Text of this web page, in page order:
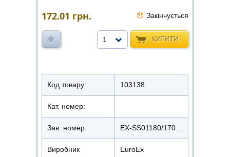
172.01 грн. Закінчується
КУПИТИ
1
Код товару: 103138
Кат. номер:
Зав. номер:
Виробник EuroEx